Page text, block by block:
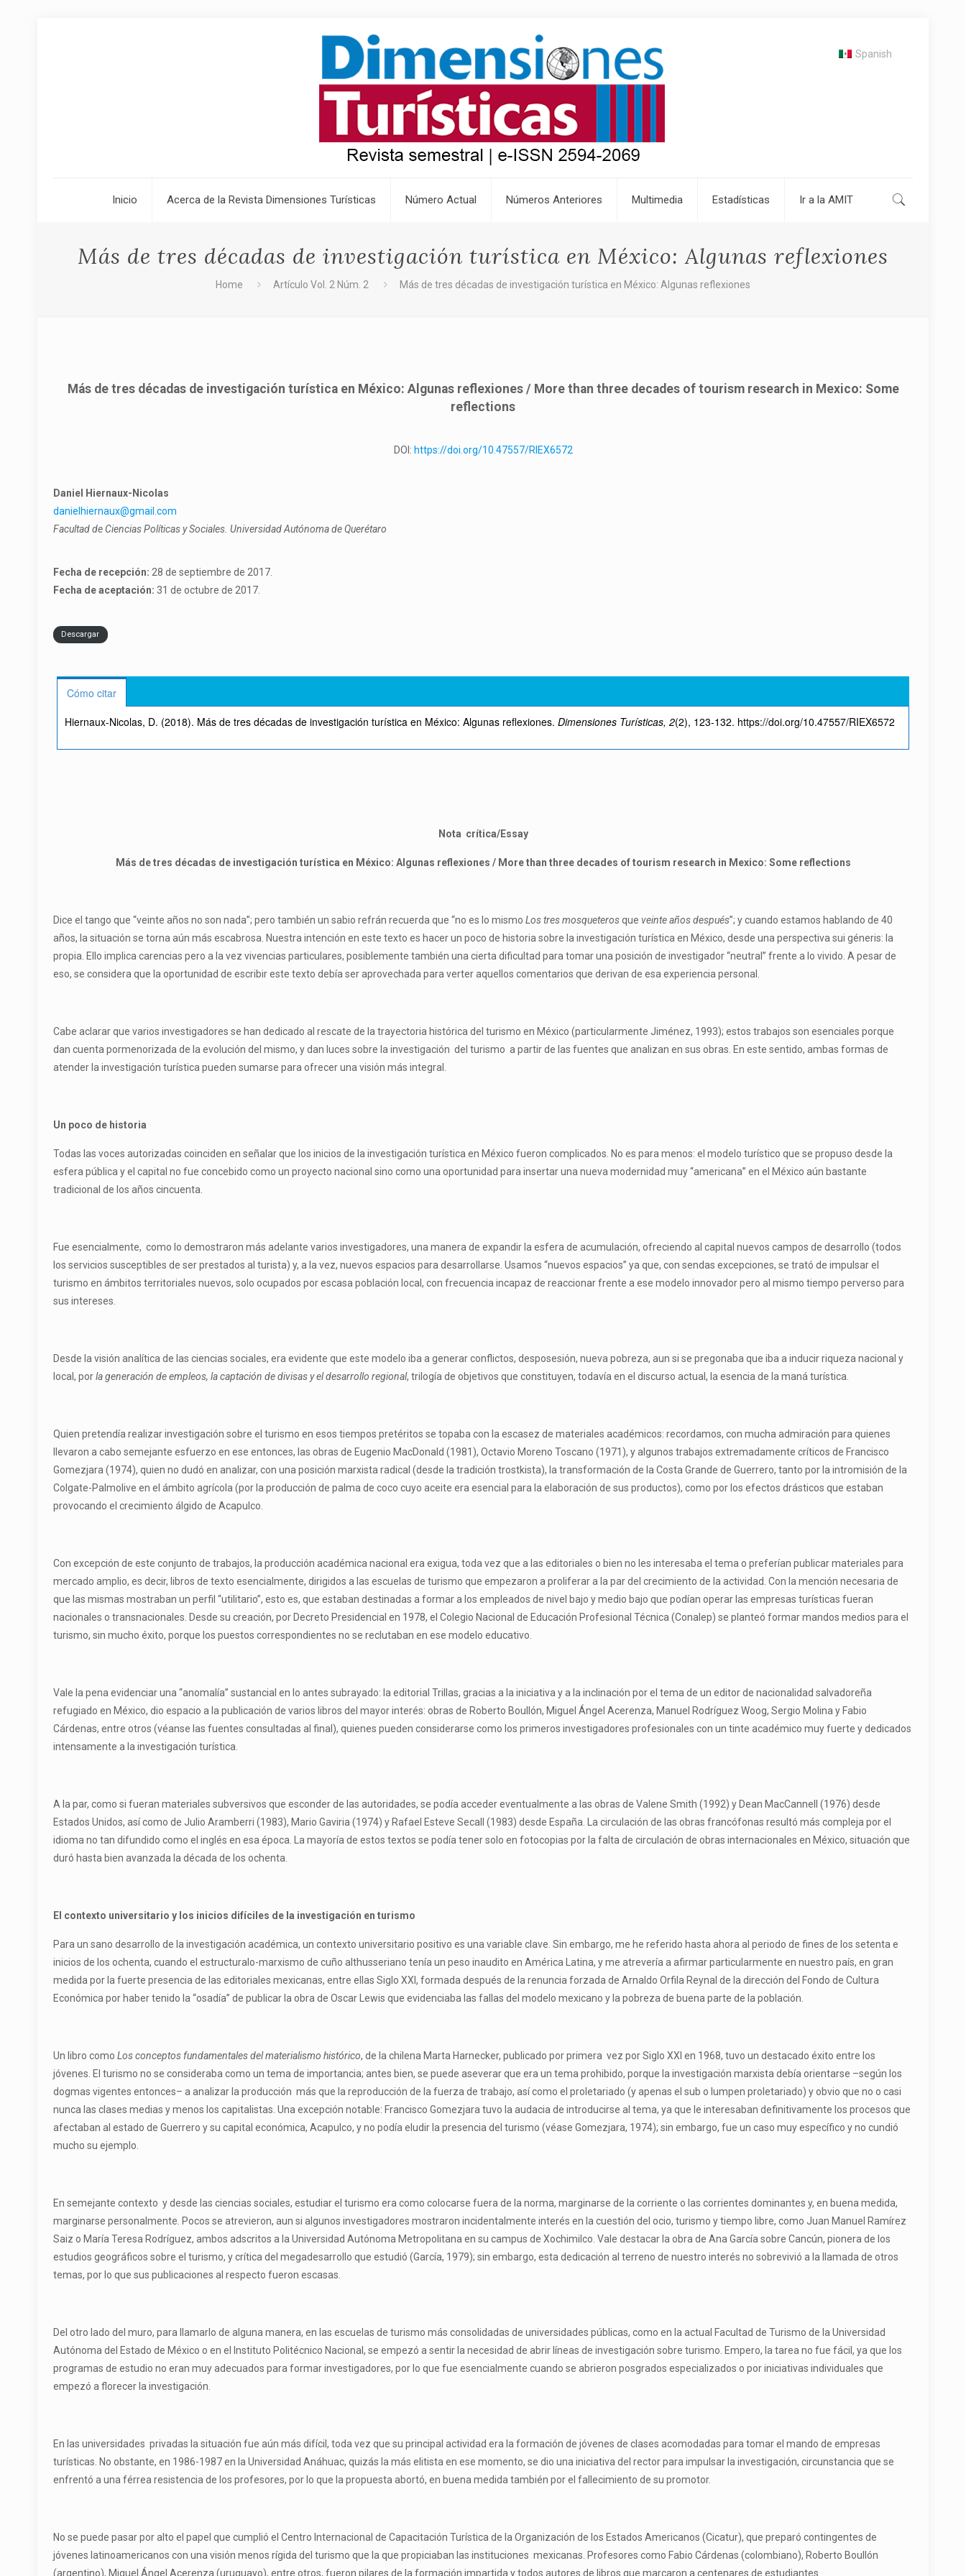
Inicio Acerca de la Revista Dimensiones Turísticas Número Actual Números Anteriores Multimedia Estadísticas Ir a la AMIT
Spanish
Más de tres décadas de investigación turística en México: Algunas reflexiones
Home Artículo Vol. 2 Núm. 2 Más de tres décadas de investigación turística en México: Algunas reflexiones
Más de tres décadas de investigación turística en México: Algunas reflexiones / More than three decades of tourism research in Mexico: Some
reflections
DOI: https://doi.org/10.47557/RIEX6572
Daniel Hiernaux-Nicolas
danielhiernaux@gmail.com
Facultad de Ciencias Políticas y Sociales. Universidad Autónoma de Querétaro
Fecha de recepción: 28 de septiembre de 2017.
Fecha de aceptación: 31 de octubre de 2017.
Descargar
Cómo citar
Hiernaux-Nicolas, D. (2018). Más de tres décadas de investigación turística en México: Algunas reflexiones.Dimensiones Turísticas, 2(2), 123-132. https://doi.org/10.47557/RIEX6572
Nota crítica/Essay
Más de tres décadas de investigación turística en México: Algunas reflexiones / More than three decades of tourism research in Mexico: Some reflections
Dice el tango que “veinte años no son nada”; pero también un sabio refrán recuerda que “no es lo mismoLostres mosqueterosqueveinte años después”; y cuando estamos hablando de 40
años, la situación se torna aún más escabrosa. Nuestra intención en este texto es hacer un poco de historia sobre la investigación turística en México, desde una perspectiva sui géneris: la
propia. Ello implica carencias pero a la vez vivencias particulares, posiblemente también una cierta dificultad para tomar una posición de investigador “neutral” frente a lo vivido. A pesar de
eso, se considera que la oportunidad de escribir este texto debía ser aprovechada para verter aquellos comentarios que derivan de esa experiencia personal.
Cabe aclarar que varios investigadores se han dedicado al rescate de la trayectoria histórica del turismo en México (particularmente Jiménez, 1993); estos trabajos son esenciales porque
dan cuenta pormenorizada de la evolución del mismo, y dan luces sobre la investigación del turismo a partir de las fuentes que analizan en sus obras. En este sentido, ambas formas de
atender la investigación turística pueden sumarse para ofrecer una visión más integral.
Un poco de historia
Todas las voces autorizadas coinciden en señalar que los inicios de la investigación turística en México fueron complicados. No es para menos: el modelo turístico que se propuso desde la
esfera pública y el capital no fue concebido como un proyecto nacional sino como una oportunidad para insertar una nueva modernidad muy “americana” en el México aún bastante
tradicional de los años cincuenta.
Fue esencialmente, como lo demostraron más adelante varios investigadores, una manera de expandir la esfera de acumulación, ofreciendo al capital nuevos campos de desarrollo (todos
los servicios susceptibles de ser prestados al turista) y, a la vez, nuevos espacios para desarrollarse. Usamos “nuevos espacios” ya que, con sendas excepciones, se trató de impulsar el
turismo en ámbitos territoriales nuevos, solo ocupados por escasa población local, con frecuencia incapaz de reaccionar frente a ese modelo innovador pero al mismo tiempo perverso para
sus intereses.
Desde la visión analítica de las ciencias sociales, era evidente que este modelo iba a generar conflictos, desposesión, nueva pobreza, aun si se pregonaba que iba a inducir riqueza nacional y
local, porla generación de empleos, la captación de divisas y eldesarrolloregional, trilogía de objetivos que constituyen, todavía en el discurso actual, la esencia de la maná turística.
Quien pretendía realizar investigación sobre el turismo en esos tiempos pretéritos se topaba con la escasez de materiales académicos: recordamos, con mucha admiración para quienes
llevaron a cabo semejante esfuerzo en ese entonces, las obras de Eugenio MacDonald (1981), Octavio Moreno Toscano (1971), y algunos trabajos extremadamente críticos de Francisco
Gomezjara (1974), quien no dudó en analizar, con una posición marxista radical (desde la tradición trostkista), la transformación de la Costa Grande de Guerrero, tanto por la intromisión de la
Colgate-Palmolive en el ámbito agrícola (por la producción de palma de coco cuyo aceite era esencial para la elaboración de sus productos), como por los efectos drásticos que estaban
provocando el crecimiento álgido de Acapulco.
Con excepción de este conjunto de trabajos, la producción académica nacional era exigua, toda vez que a las editoriales o bien no les interesaba el tema o preferían publicar materiales para
mercado amplio, es decir, libros de texto esencialmente, dirigidos a las escuelas de turismo que empezaron a proliferar a la par del crecimiento de la actividad. Con la mención necesaria de
que las mismas mostraban un perfil “utilitario”, esto es, que estaban destinadas a formar a los empleados de nivel bajo y medio bajo que podían operar las empresas turísticas fueran
nacionales o transnacionales. Desde su creación, por Decreto Presidencial en 1978, el Colegio Nacional de Educación Profesional Técnica (Conalep) se planteó formar mandos medios para el
turismo, sin mucho éxito, porque los puestos correspondientes no se reclutaban en ese modelo educativo.
Vale la pena evidenciar una “anomalía” sustancial en lo antes subrayado: la editorial Trillas, gracias a la iniciativa y a la inclinación por el tema de un editor de nacionalidad salvadoreña
refugiado en México, dio espacio a la publicación de varios libros del mayor interés: obras de Roberto Boullón, Miguel Ángel Acerenza, Manuel Rodríguez Woog, Sergio Molina y Fabio
Cárdenas, entre otros (véanse las fuentes consultadas al final), quienes pueden considerarse como los primeros investigadores profesionales con un tinte académico muy fuerte y dedicados
intensamente a la investigación turística.
A la par, como si fueran materiales subversivos que esconder de las autoridades, se podía acceder eventualmente a las obras de Valene Smith (1992) y Dean MacCannell (1976) desde
Estados Unidos, así como de Julio Aramberri (1983), Mario Gaviria (1974) y Rafael Esteve Secall (1983) desde España. La circulación de las obras francófonas resultó más compleja por el
idioma no tan difundido como el inglés en esa época. La mayoría de estos textos se podía tener solo en fotocopias por la falta de circulación de obras internacionales en México, situación que
duró hasta bien avanzada la década de los ochenta.
E l contexto universitario y los inicios difíciles de la investigación en turismo
Para un sano desarrollo de la investigación académica, un contexto universitario positivo es una variable clave. Sin embargo, me he referido hasta ahora al periodo de fines de los setenta e
inicios de los ochenta, cuando el estructuralo-marxismo de cuño althusseriano tenía un peso inaudito en América Latina, y me atrevería a afirmar particularmente en nuestro país, en gran
medida por la fuerte presencia de las editoriales mexicanas, entre ellas Siglo XXI, formada después de la renuncia forzada de Arnaldo Orfila Reynal de la dirección del Fondo de Cultura
Económica por haber tenido la “osadía” de publicar la obra de Oscar Lewis que evidenciaba las fallas del modelo mexicano y la pobreza de buena parte de la población.
Un libro comoLos conceptos fundamentales del materialismo histórico, de la chilena Marta Harnecker, publicado por primera vez por Siglo XXI en 1968, tuvo un destacado éxito entre los
jóvenes. El turismo no se consideraba como un tema de importancia; antes bien, se puede aseverar que era un tema prohibido, porque la investigación marxista debía orientarse –según los
dogmas vigentes entonces– a analizar la producción más que la reproducción de la fuerza de trabajo, así como el proletariado (y apenas el sub o lumpen proletariado) y obvio que no o casi
nunca las clases medias y menos los capitalistas. Una excepción notable: Francisco Gomezjara tuvo la audacia de introducirse al tema, ya que le interesaban definitivamente los procesos que
afectaban al estado de Guerrero y su capital económica, Acapulco, y no podía eludir la presencia del turismo (véase Gomezjara, 1974); sin embargo, fue un caso muy específico y no cundió
mucho su ejemplo.
En semejante contexto y desde las ciencias sociales, estudiar el turismo era como colocarse fuera de la norma, marginarse de la corriente o las corrientes dominantes y, en buena medida,
marginarse personalmente. Pocos se atrevieron, aun si algunos investigadores mostraron incidentalmente interés en la cuestión del ocio, turismo y tiempo libre, como Juan Manuel Ramírez
Saiz o María Teresa Rodríguez, ambos adscritos a la Universidad Autónoma Metropolitana en su campus de Xochimilco. Vale destacar la obra de Ana García sobre Cancún, pionera de los
estudios geográficos sobre el turismo, y crítica del megadesarrollo que estudió (García, 1979); sin embargo, esta dedicación al terreno de nuestro interés no sobrevivió a la llamada de otros
temas, por lo que sus publicaciones al respecto fueron escasas.
Del otro lado del muro, para llamarlo de alguna manera, en las escuelas de turismo más consolidadas de universidades públicas, como en la actual Facultad de Turismo de la Universidad
Autónoma del Estado de México o en el Instituto Politécnico Nacional, se empezó a sentir la necesidad de abrir líneas de investigación sobre turismo. Empero, la tarea no fue fácil, ya que los
programas de estudio no eran muy adecuados para formar investigadores, por lo que fue esencialmente cuando se abrieron posgrados especializados o por iniciativas individuales que
empezó a florecer la investigación.
En las universidades privadas la situación fue aún más difícil, toda vez que su principal actividad era la formación de jóvenes de clases acomodadas para tomar el mando de empresas
turísticas. No obstante, en 1986-1987 en la Universidad Anáhuac, quizás la más elitista en ese momento, se dio una iniciativa del rector para impulsar la investigación, circunstancia que se
enfrentó a una férrea resistencia de los profesores, por lo que la propuesta abortó, en buena medida también por el fallecimiento de su promotor.
No se puede pasar por alto el papel que cumplió el Centro Internacional de Capacitación Turística de la Organización de los Estados Americanos (Cicatur), que preparó contingentes de
jóvenes latinoamericanos con una visión menos rígida del turismo que la que propiciaban las instituciones mexicanas. Profesores como Fabio Cárdenas (colombiano), Roberto Boullón
(argentino), Miguel Ángel Acerenza (uruguayo), entre otros, fueron pilares de la formación impartida y todos autores de libros que marcaron a centenares de estudiantes.